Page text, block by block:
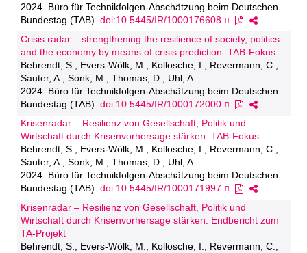
2024. Büro für Technikfolgen-Abschätzung beim Deutschen
Bundestag (TAB). doi:10.5445/IR/1000176608
Crisis radar – strengthening the resilience of society, politics
and the economy by means of crisis prediction. TAB-Fokus
Behrendt, S.; Evers-Wölk, M.; Kollosche, I.; Revermann, C.;
Sauter, A.; Sonk, M.; Thomas, D.; Uhl, A.
2024. Büro für Technikfolgen-Abschätzung beim Deutschen
Bundestag (TAB). doi:10.5445/IR/1000172000
Krisenradar – Resilienz von Gesellschaft, Politik und
Wirtschaft durch Krisenvorhersage stärken. TAB-Fokus
Behrendt, S.; Evers-Wölk, M.; Kollosche, I.; Revermann, C.;
Sauter, A.; Sonk, M.; Thomas, D.; Uhl, A.
2024. Büro für Technikfolgen-Abschätzung beim Deutschen
Bundestag (TAB). doi:10.5445/IR/1000171997
Krisenradar – Resilienz von Gesellschaft, Politik und
Wirtschaft durch Krisenvorhersage stärken. Endbericht zum
TA-Projekt
Behrendt, S.; Evers-Wölk, M.; Kollosche, I.; Revermann, C.;